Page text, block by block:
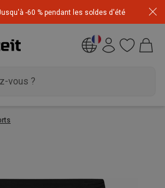
-60 % pendant les soldes d'été
moins cher! Code